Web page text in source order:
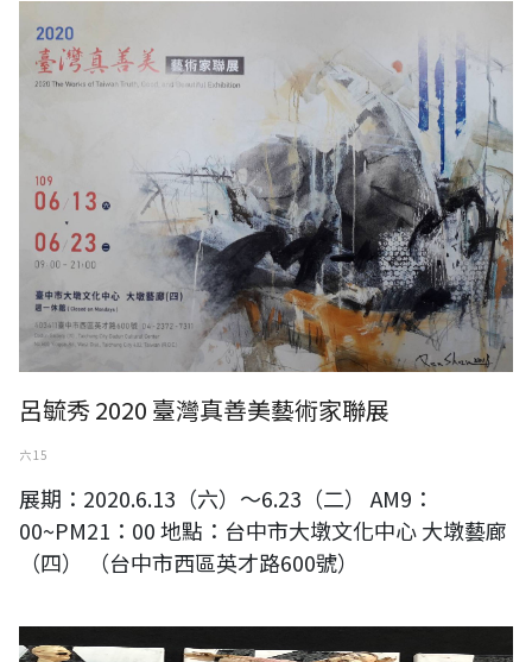
呂毓秀 2020 臺灣真善美藝術家聯展
六 15
展期：2020.6.13（六）～6.23（二） AM9：
00~PM21：00 地點：台中市大墩文化中心 大墩藝廊
（四） （台中市西區英才路600號）